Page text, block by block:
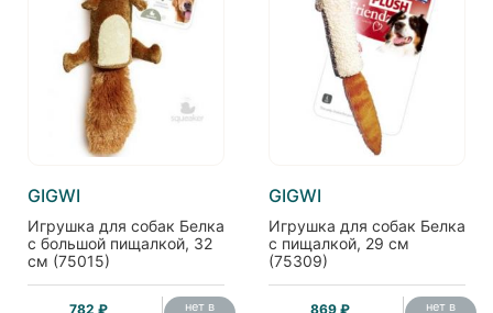
GIGWI
Игрушка для собак Белка
с большой пищалкой, 32
см (75015)
782 ₽ нет в
GIGWI
Игрушка для собак Белка
с пищалкой, 29 см
(75309)
869 ₽ нет в